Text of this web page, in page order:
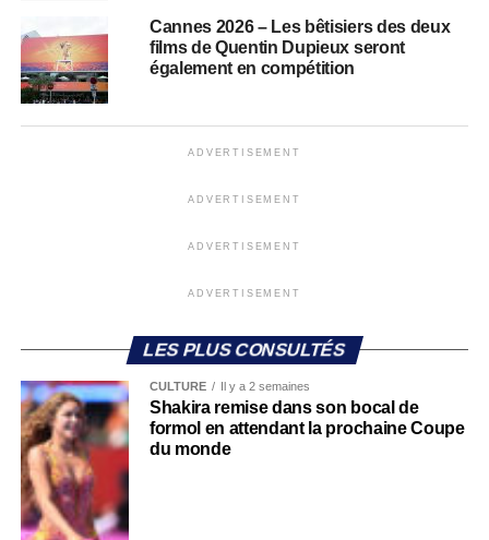
Cannes 2026 – Les bêtisiers des deux
films de Quentin Dupieux seront
également en compétition
ADVERTISEMENT
ADVERTISEMENT
ADVERTISEMENT
ADVERTISEMENT
LES PLUS CONSULTÉS
CULTURE Il y a 2 semaines
Shakira remise dans son bocal de
formol en attendant la prochaine Coupe
du monde